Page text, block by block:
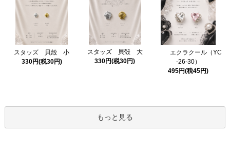
スタッズ 貝殻 小
330円(税30円)
スタッズ 貝殻 大
330円(税30円)
エクラクール（YC
-26-30）
495円(税45円)
もっと見る